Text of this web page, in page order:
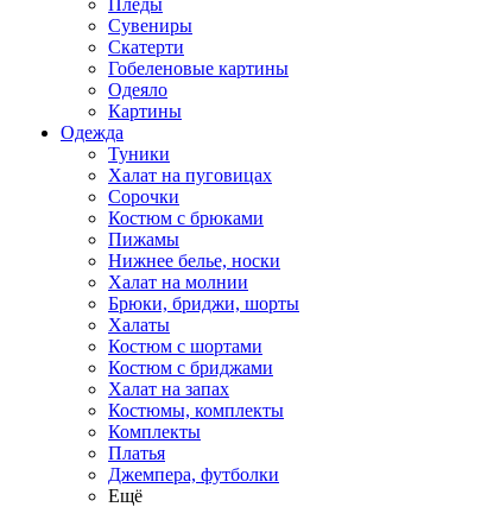
Пледы
Сувениры
Скатерти
Гобеленовые картины
Одеяло
Картины
Одежда
Туники
Халат на пуговицах
Сорочки
Костюм с брюками
Пижамы
Нижнее белье, носки
Халат на молнии
Брюки, бриджи, шорты
Халаты
Костюм с шортами
Костюм с бриджами
Халат на запах
Костюмы, комплекты
Комплекты
Платья
Джемпера, футболки
Ещё